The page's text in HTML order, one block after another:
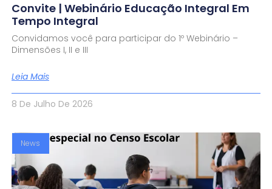
Convite | Webinário Educação Integral Em
Tempo Integral
Convidamos você para participar do 1º Webinário –
Dimensões I, II e III
Leia Mais
8 De Julho De 2026
News